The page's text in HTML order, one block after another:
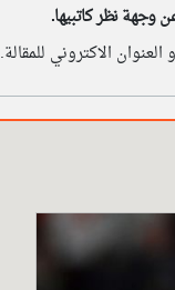
وجهة نظر كاتبيها.
الاكتروني للمقالة.